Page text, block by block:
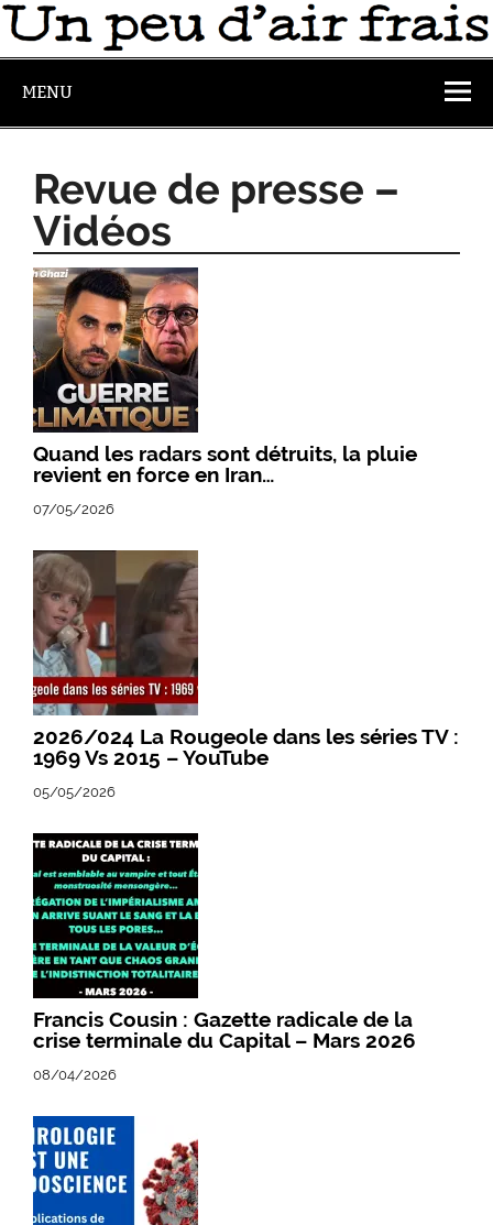
MENU
Revue de presse –
Vidéos
Quand les radars sont détruits, la pluie
revient en force en Iran…
07/05/2026
2026/024 La Rougeole dans les séries TV :
1969 Vs 2015 – YouTube
05/05/2026
Francis Cousin : Gazette radicale de la
crise terminale du Capital – Mars 2026
08/04/2026